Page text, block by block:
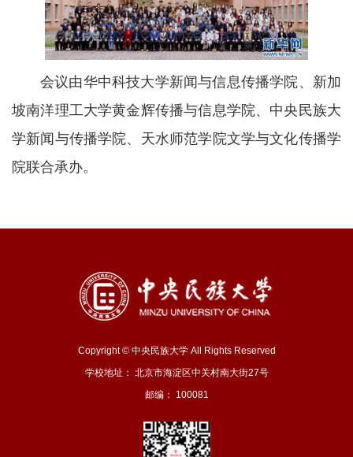
会议由华中科技大学新闻与信息传播学院、新加
坡南洋理工大学黄金辉传播与信息学院、中央民族大
学新闻与传播学院、天水师范学院文学与文化传播学
院联合承办。
Copyright © 中央民族大学 All Rights Reserved
学校地址： 北京市海淀区中关村南大街27号
邮编： 100081